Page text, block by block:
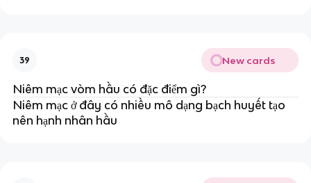
39 New cards
Niêm mạc vòm hầu có đặc điểm gì?
Niêm mạc ở đây có nhiều mô dạng bạch huyết tạo
nên hạnh nhân hầu